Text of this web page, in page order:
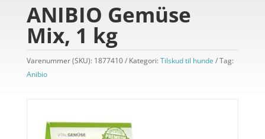
ANIBIO Gemüse
Mix, 1 kg
Varenummer (SKU): 1877410 Kategori: Tilskud til hunde
Tag:
Anibio